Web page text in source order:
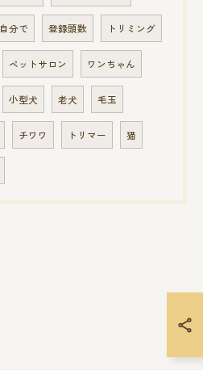
自分で 登録頭数 トリミング
ペットサロン ワンちゃん
小型犬 老犬 毛玉
チワワ トリマー 猫